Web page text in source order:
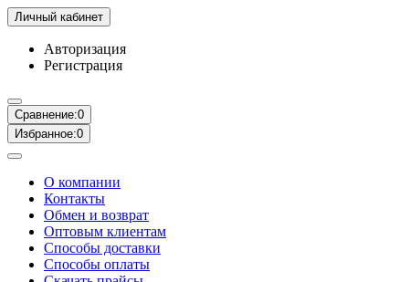
Личный кабинет
Авторизация
Регистрация
Сравнение:0
Избранное:0
О компании
Контакты
Обмен и возврат
Оптовым клиентам
Способы доставки
Способы оплаты